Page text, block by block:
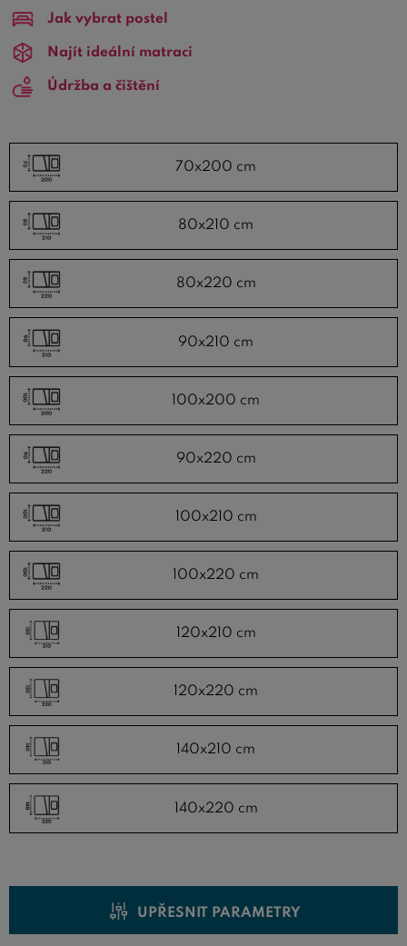
nabídce můžete vybírat rošty do postele s menší délkou
190 a 195 cm, nebo naopak
na 210 nebo 220 cm.
Jak vybrat postel
Najít ideální matraci
Údržba a čištění
70x200 cm
80x210 cm
80x220 cm
90x210 cm
100x200 cm
90x220 cm
100x210 cm
100x220 cm
120x210 cm
120x220 cm
140x210 cm
140x220 cm
UPŘESNIT PARAMETRY